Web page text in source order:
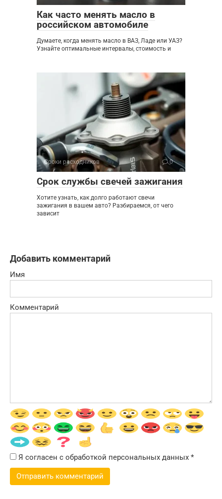
Как часто менять масло в
российском автомобиле
Думаете, когда менять масло в ВАЗ, Ладе или УАЗ?
Узнайте оптимальные интервалы, стоимость и
Сроки расходников 0
Срок службы свечей зажигания
Хотите узнать, как долго работают свечи
зажигания в вашем авто? Разбираемся, от чего
зависит
Добавить комментарий
Имя
Комментарий
Я согласен с обработкой персональных данных *